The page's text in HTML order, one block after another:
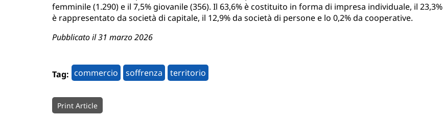
femminile (1.290) e il 7,5% giovanile (356). Il 63,6% è costituito in forma di impresa individuale, il 23,3%
è rappresentato da società di capitale, il 12,9% da società di persone e lo 0,2% da cooperative.
Pubblicato il 31 marzo 2026
Tag: commercio soffrenza territorio
Print Article